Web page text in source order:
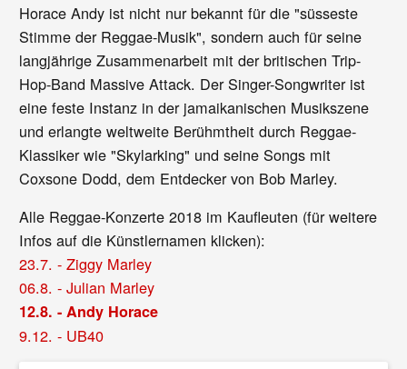
Horace Andy ist nicht nur bekannt für die "süsseste
Stimme der Reggae-Musik", sondern auch für seine
langjährige Zusammenarbeit mit der britischen Trip-
Hop-Band Massive Attack. Der Singer-Songwriter ist
eine feste Instanz in der jamaikanischen Musikszene
und erlangte weltweite Berühmtheit durch Reggae-
Klassiker wie "Skylarking" und seine Songs mit
Coxsone Dodd, dem Entdecker von Bob Marley.
Alle Reggae-Konzerte 2018 im Kaufleuten (für weitere
Infos auf die Künstlernamen klicken):
23.7. - Ziggy Marley
06.8. - Julian Marley
12.8. - Andy Horace
9.12. - UB40